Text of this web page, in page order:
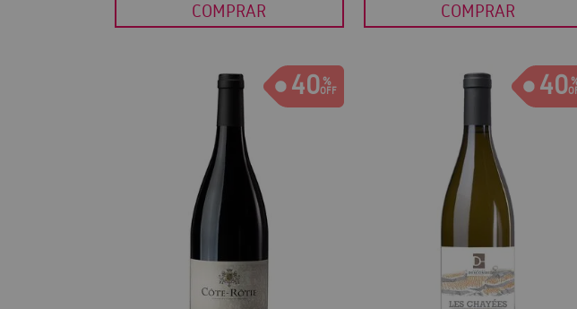
COMPRAR COMPRAR
40 40